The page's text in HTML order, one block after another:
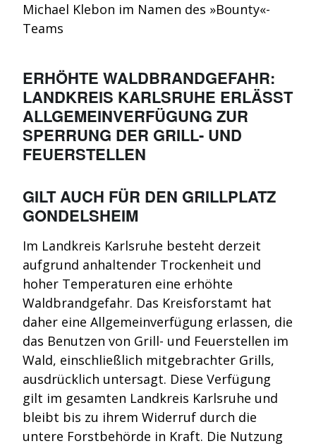
Michael Klebon im Namen des »Bounty«-
Teams
ERHÖHTE WALDBRANDGEFAHR:
LANDKREIS KARLSRUHE ERLÄSST
ALLGEMEINVERFÜGUNG ZUR
SPERRUNG DER GRILL- UND
FEUERSTELLEN
GILT AUCH FÜR DEN GRILLPLATZ
GONDELSHEIM
Im Landkreis Karlsruhe besteht derzeit
aufgrund anhaltender Trockenheit und
hoher Temperaturen eine erhöhte
Waldbrandgefahr. Das Kreisforstamt hat
daher eine Allgemeinverfügung erlassen, die
das Benutzen von Grill- und Feuerstellen im
Wald, einschließlich mitgebrachter Grills,
ausdrücklich untersagt. Diese Verfügung
gilt im gesamten Landkreis Karlsruhe und
bleibt bis zu ihrem Widerruf durch die
untere Forstbehörde in Kraft. Die Nutzung